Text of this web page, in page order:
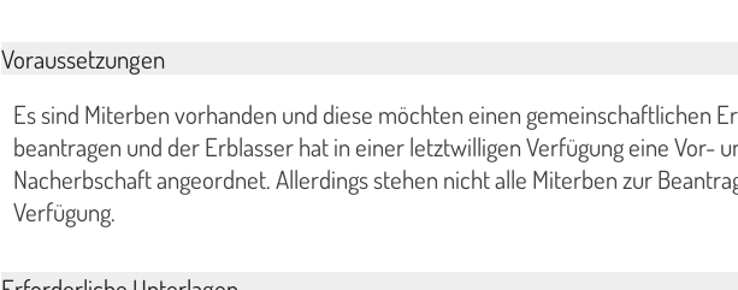
Voraussetzungen
Es sind Miterben vorhanden und diese möchten einen gemeinschaftlichen
beantragen und der Erblasser hat in einer letztwilligen Verfügung eine Vor-
Nacherbschaft angeordnet. Allerdings stehen nicht alle Miterben zur
Verfügung.